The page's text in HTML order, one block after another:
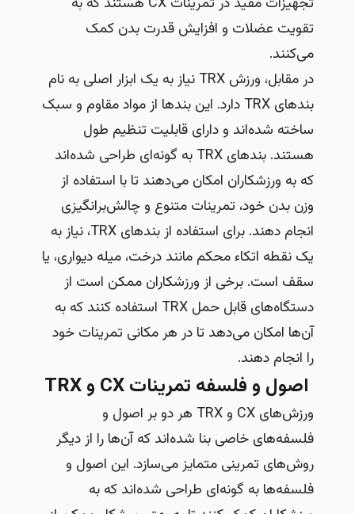
تقویت عضلات و افزایش قدرت بدن کمک
می‌کنند.
در مقابل، ورزش TRX نیاز به یک ابزار اصلی به نام
بندهای TRX دارد. این بندها از مواد مقاوم و سبک
ساخته شده‌اند و دارای قابلیت تنظیم طول
هستند. بندهای TRX به گونه‌ای طراحی شده‌اند
که به ورزشکاران امکان می‌دهند تا با استفاده از
وزن بدن خود، تمرینات متنوع و چالش‌برانگیزی
انجام دهند. برای استفاده از بندهای TRX، نیاز به
یک نقطه اتکاء محکم مانند درخت، میله دیواری، یا
سقف است. برخی از ورزشکاران ممکن است از
دستگاه‌های قابل حمل TRX استفاده کنند که به
آن‌ها امکان می‌دهد تا در هر مکانی تمرینات خود
را انجام دهند.
اصول و فلسفه تمرینات CX و TRX
ورزش‌های CX و TRX هر دو بر اصول و
فلسفه‌های خاصی بنا شده‌اند که آن‌ها را از دیگر
روش‌های تمرینی متمایز می‌سازد. این اصول و
فلسفه‌ها به گونه‌ای طراحی شده‌اند که به